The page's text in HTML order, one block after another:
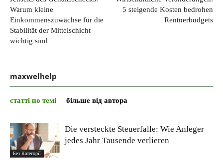
Warum kleine
Einkommenszuwächse für die
Stabilität der Mittelschicht
wichtig sind
5 steigende Kosten bedrohen
Rentnerbudgets
maxwelhelp
статті по темі більше від автора
Без Категорії
Die versteckte Steuerfalle: Wie Anleger
jedes Jahr Tausende verlieren